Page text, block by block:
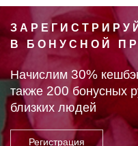
В БОНУСНОЙ
Начислим 30%
также 200 бонусных
близких людей